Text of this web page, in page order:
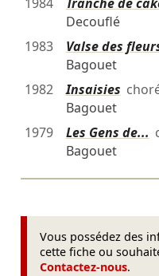
Decouflé
1983
Valse des
Bagouet
1982
Insaisies
Bagouet
1979
Les Gens de...
Bagouet
Vous possédez des
cette fiche ou
Contactez-nous.